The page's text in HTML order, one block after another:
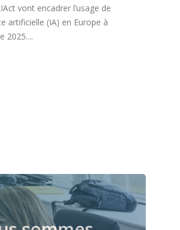
Selon une étude de Salesforce réalisée
auprès de 14 000 internautes issus de
14 pays, dont la France, 28 % des